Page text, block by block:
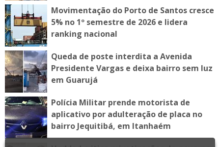
Movimentação do Porto de Santos cresce
5% no 1º semestre de 2026 e lidera
ranking nacional
Queda de poste interdita a Avenida
Presidente Vargas e deixa bairro sem luz
em Guarujá
Polícia Militar prende motorista de
aplicativo por adulteração de placa no
bairro Jequitibá, em Itanhaém